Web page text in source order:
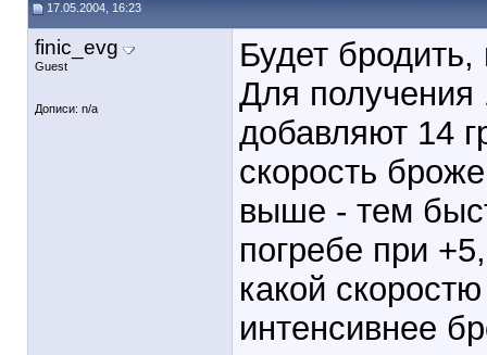
17.05.2004, 16:23
finic_evg
Guest
Дописи: n/a
Будет бродить,
Для получения
добавляют 14
скорость
выше - тем
погребе при
какой
интенсивнее